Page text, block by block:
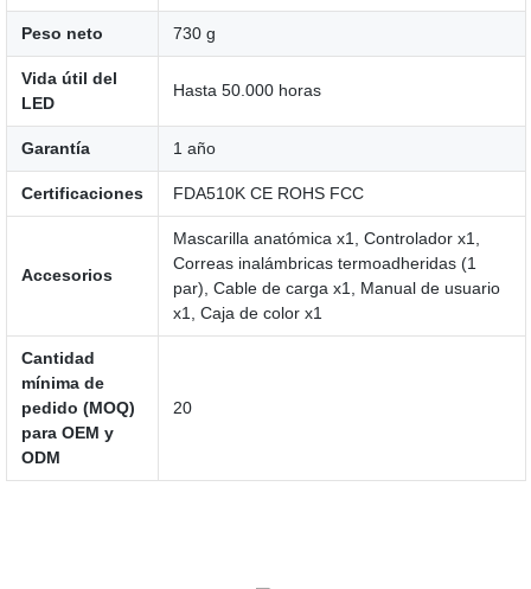
Peso neto 730 g
Vida útil del
LED
Hasta 50.000 horas
Garantía 1 año
Certificaciones FDA510K CE ROHS FCC
Accesorios
Mascarilla anatómica x1, Controlador x1,
Correas inalámbricas termoadheridas (1
par), Cable de carga x1, Manual de usuario
x1, Caja de color x1
Cantidad
mínima de
pedido (MOQ)
para OEM y
ODM
20